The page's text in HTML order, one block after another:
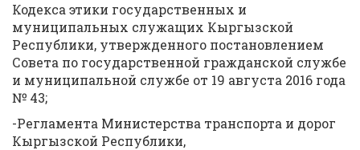
Кодекса этики государственных и
муниципальных служащих Кыргызской
Республики, утвержденного постановлением
Совета по государственной гражданской службе
и муниципальной службе от 19 августа 2016 года
№ 43;
-Регламента Министерства транспорта и дорог
Кыргызской Республики,